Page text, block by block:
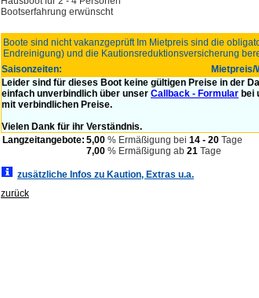
Bootserfahrung erwünscht
Boote sind nicht vakanzgeprüft Im Mietpreis sind die
Endreinigung) und die Kautionsreduktionsversicherung
Saisonzeiten:
Mietpreis/
Leider sind für dieses Boot keine gültigen Preise in der
einfach unverbindlich über unser Callback - Formular bei
mit verbindlichen Preise.
Vielen Dank für ihr Verständnis.
Langzeitangebote: 5,00 % Ermäßigung bei 14 - 20 Tage
7,00 % Ermäßigung ab 21 Tage
zusätzliche Infos zu Kaution, Extras u.a.
zurück